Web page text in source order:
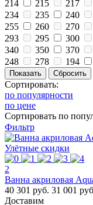
214
215 217
234
235 240
255
260 270
293
295 300
340
350 370
248
278 194
Сортировать:
по популярности
по цене
Сортировать по
Фильтр
Улётные скидки
2
Ванна акриловая
40 301 руб. 31 001
Доставим